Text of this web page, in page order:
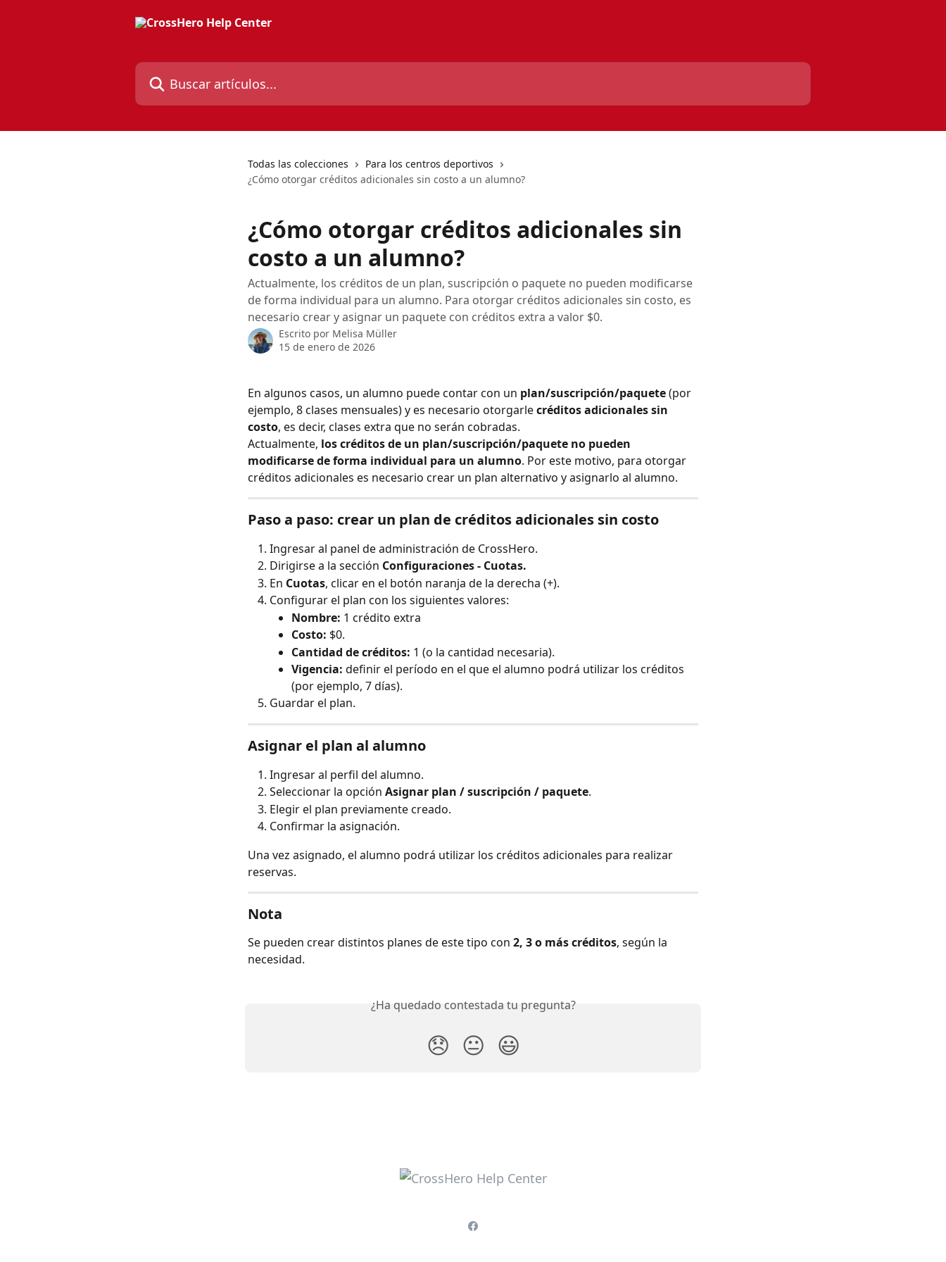
Buscar artículos...
Todas las colecciones
Para los centros deportivos
¿Cómo otorgar créditos adicionales sin costo a un alumno?
¿Cómo otorgar créditos adicionales sin
costo a un alumno?
Actualmente, los créditos de un plan, suscripción o paquete no pueden modificarse
de forma individual para un alumno. Para otorgar créditos adicionales sin costo, es
necesario crear y asignar un paquete con créditos extra a valor $0.
Escrito por Melisa Müller
15 de enero de 2026
En algunos casos, un alumno puede contar con un plan/suscripción/paquete (por
ejemplo, 8 clases mensuales) y es necesario otorgarle créditos adicionales sin
costo, es decir, clases extra que no serán cobradas.
Actualmente, los créditos de un plan/suscripción/paquete no pueden
modificarse de forma individual para un alumno. Por este motivo, para otorgar
créditos adicionales es necesario crear un plan alternativo y asignarlo al alumno.
Paso a paso: crear un plan de créditos adicionales sin costo
Ingresar al panel de administración de CrossHero.
Dirigirse a la sección Configuraciones - Cuotas.
En Cuotas, clicar en el botón naranja de la derecha (+).
Configurar el plan con los siguientes valores:
Nombre: 1 crédito extra
Costo: $0.
Cantidad de créditos: 1 (o la cantidad necesaria).
Vigencia: definir el período en el que el alumno podrá utilizar los créditos
(por ejemplo, 7 días).
Guardar el plan.
Asignar el plan al alumno
Ingresar al perfil del alumno.
Seleccionar la opción Asignar plan / suscripción / paquete.
Elegir el plan previamente creado.
Confirmar la asignación.
Una vez asignado, el alumno podrá utilizar los créditos adicionales para realizar
reservas.
Nota
Se pueden crear distintos planes de este tipo con 2, 3 o más créditos, según la
necesidad.
¿Ha quedado contestada tu pregunta?
😞 😐 😃